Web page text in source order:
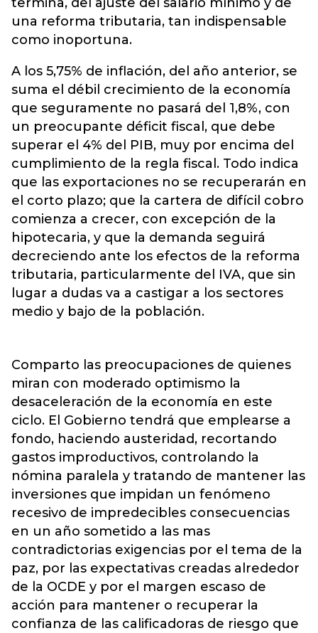
una reforma tributaria, tan indispensable
como inoportuna.
A los 5,75% de inflación, del año anterior, se
suma el débil crecimiento de la economía
que seguramente no pasará del 1,8%, con
un preocupante déficit fiscal, que debe
superar el 4% del PIB, muy por encima del
cumplimiento de la regla fiscal. Todo indica
que las exportaciones no se recuperarán en
el corto plazo; que la cartera de difícil cobro
comienza a crecer, con excepción de la
hipotecaria, y que la demanda seguirá
decreciendo ante los efectos de la reforma
tributaria, particularmente del IVA, que sin
lugar a dudas va a castigar a los sectores
medio y bajo de la población.
Comparto las preocupaciones de quienes
miran con moderado optimismo la
desaceleración de la economía en este
ciclo. El Gobierno tendrá que emplearse a
fondo, haciendo austeridad, recortando
gastos improductivos, controlando la
nómina paralela y tratando de mantener las
inversiones que impidan un fenómeno
recesivo de impredecibles consecuencias
en un año sometido a las mas
contradictorias exigencias por el tema de la
paz, por las expectativas creadas alrededor
de la OCDE y por el margen escaso de
acción para mantener o recuperar la
confianza de las calificadoras de riesgo que